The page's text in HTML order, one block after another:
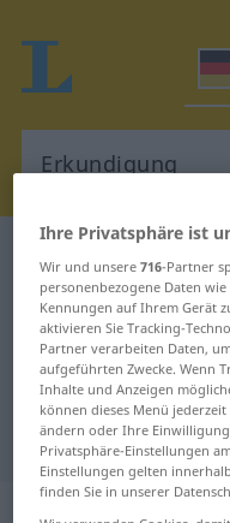
Deutsch-
"Erkundigung"
Übersetzung
Ihre Privatsphäre ist
Wir und unsere716-Partner
personenbezogene Daten
Kennungen auf Ihrem Gerät
aktivieren Sie Tracking-
Partner verarbeiten Daten,
aufgeführten Zwecke. Wenn
Inhalte und Anzeigen
können dieses Menü
ändern oder Ihre
Privatsphäre-Einstellungen
Einstellungen gelten
finden Sie in unserer